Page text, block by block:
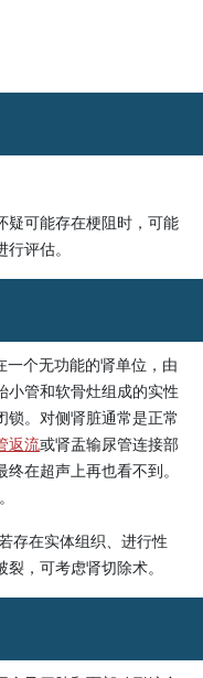
疑可能存在梗阻时，可能
评估。
个无功能的肾单位，由
小管和软骨灶组成的实性
锁。对侧肾脏通常是正常
返流或肾盂输尿管连接部
在超声上再也看不到。
存在实体组织、进行性
，可考虑肾切除术。